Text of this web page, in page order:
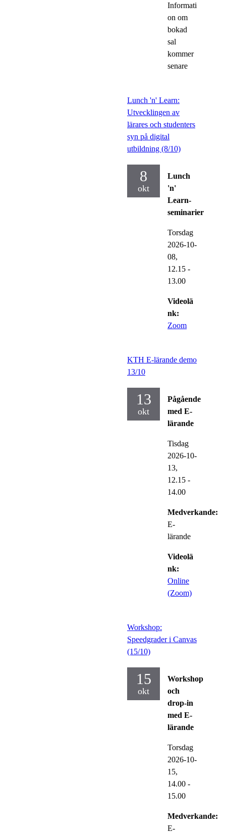
Informati
on om
bokad
sal
kommer
senare
Lunch 'n' Learn:
Utvecklingen av
lärares och studenters
syn på digital
utbildning (8/10)
8
okt
Lunch
'n'
Learn-
seminarier
Torsdag
2026-10-
08,
12.15 -
13.00
Videolä
nk:
Zoom
KTH E-lärande demo
13/10
13
okt
Pågående
med E-
lärande
Tisdag
2026-10-
13,
12.15 -
14.00
Medverkande:
E-
lärande
Videolä
nk:
Online
(Zoom)
Workshop:
Speedgrader i Canvas
(15/10)
15
okt
Workshop
och
drop-in
med E-
lärande
Torsdag
2026-10-
15,
14.00 -
15.00
Medverkande:
E-